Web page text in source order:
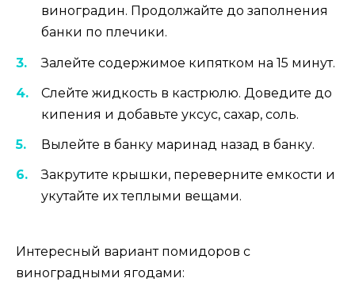
виноградин. Продолжайте до заполнения
банки по плечики.
Залейте содержимое кипятком на 15 минут.
Слейте жидкость в кастрюлю. Доведите до
кипения и добавьте уксус, сахар, соль.
Вылейте в банку маринад назад в банку.
Закрутите крышки, переверните емкости и
укутайте их теплыми вещами.
Интересный вариант помидоров с
виноградными ягодами: